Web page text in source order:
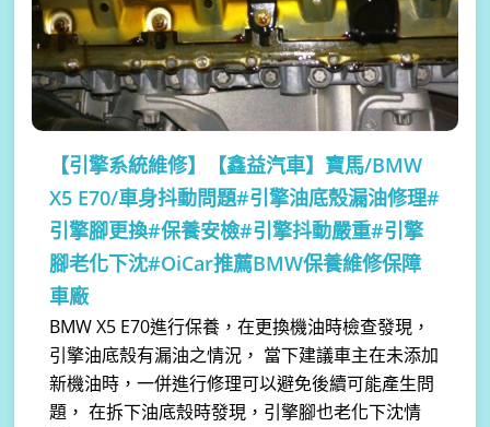
【引擎系統維修】
【鑫益汽車】寶馬/BMW
X5 E70/車身抖動問題#引擎油底殼漏油修理#
引擎腳更換#保養安檢#引擎抖動嚴重#引擎
腳老化下沈#OiCar推薦BMW保養維修保障
車廠
BMW X5 E70進行保養，在更換機油時檢查發現，
引擎油底殼有漏油之情況， 當下建議車主在未添加
新機油時，一併進行修理可以避免後續可能產生問
題， 在拆下油底殼時發現，引擎腳也老化下沈情